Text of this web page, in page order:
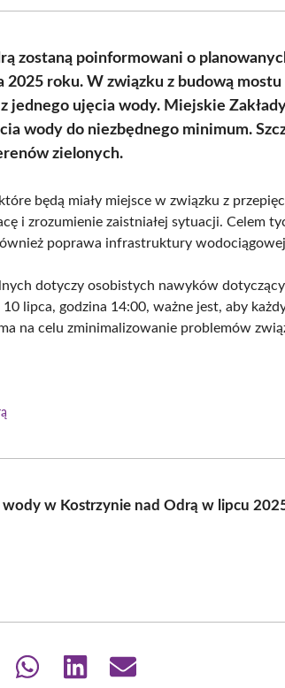
zostaną poinformowani o
2025 roku. W związku z budową
jednego ujęcia wody. Miejskie
wody do niezbędnego minimum.
zielonych.
będą miały miejsce w związku z
i zrozumienie zaistniałej sytuacji. Celem
poprawa infrastruktury
dotyczy osobistych nawyków
lipca, godzina 14:00, ważne jest, aby
na celu zminimalizowanie problemów
w Kostrzynie nad Odrą w lipcu
Share
Share
Share